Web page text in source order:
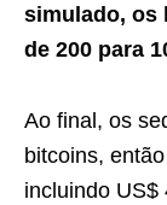
simulado, os
de 200 para
Ao final, os
bitcoins,
incluindo US$